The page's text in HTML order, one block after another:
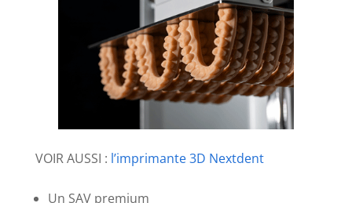
VOIR AUSSI : l’imprimante 3D Nextdent
Un SAV premium